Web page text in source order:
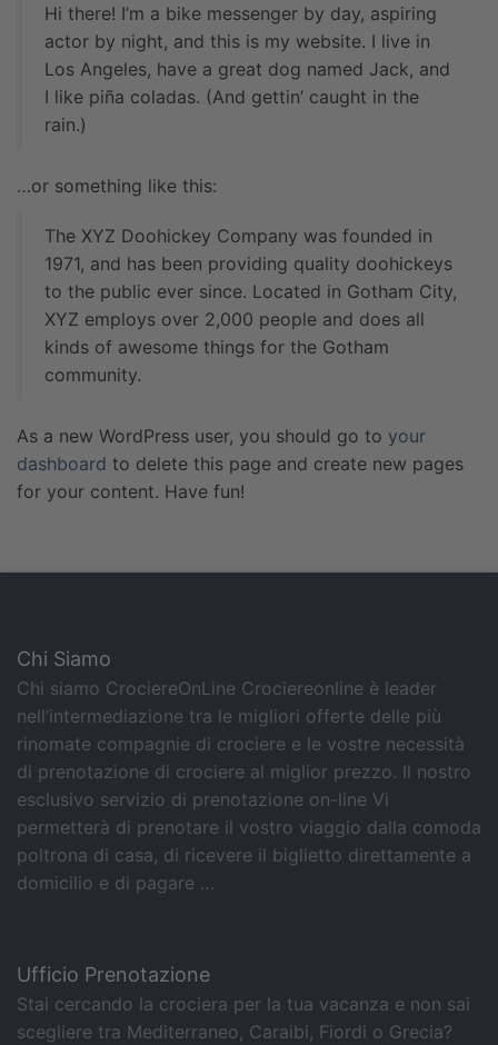
Hi there! I’m a bike messenger by day, aspiring
actor by night, and this is my website. I live in
Los Angeles, have a great dog named Jack, and
I like piña coladas. (And gettin’ caught in the
rain.)
…or something like this:
The XYZ Doohickey Company was founded in
1971, and has been providing quality doohickeys
to the public ever since. Located in Gotham City,
XYZ employs over 2,000 people and does all
kinds of awesome things for the Gotham
community.
As a new WordPress user, you should go to your
dashboard to delete this page and create new pages
for your content. Have fun!
Chi Siamo
Chi siamo CrociereOnLine Crociereonline è leader
nell’intermediazione tra le migliori offerte delle più
rinomate compagnie di crociere e le vostre necessità
di prenotazione di crociere al miglior prezzo. Il nostro
esclusivo servizio di prenotazione on-line Vi
permetterà di prenotare il vostro viaggio dalla comoda
poltrona di casa, di ricevere il biglietto direttamente a
domicilio e di pagare …
Ufficio Prenotazione
Stai cercando la crociera per la tua vacanza e non sai
scegliere tra Mediterraneo, Caraibi, Fiordi o Grecia?